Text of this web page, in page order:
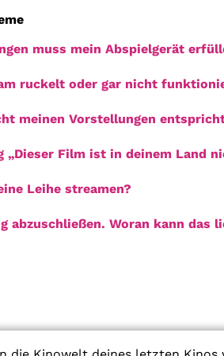
muss mein Abspielgerät
ruckelt oder gar nicht
meinen Vorstellungen
„Dieser Film ist in deinem Land
Leihe streamen?
abzuschließen. Woran kann das